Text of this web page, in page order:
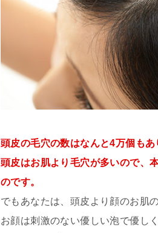
頭皮の毛穴の数はなんと4万個もあ
頭皮はお肌より毛穴が多いので、
のです。
でもあなたは、頭皮より顔のお肌
お顔は刺激のない優しい泡で優し